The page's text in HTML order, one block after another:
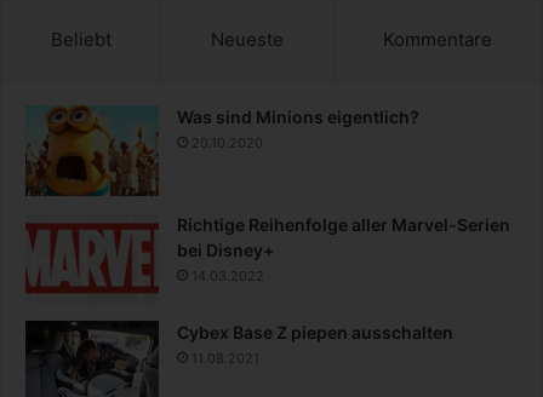
Beliebt Neueste Kommentare
Was sind Minions eigentlich?
20.10.2020
Richtige Reihenfolge aller Marvel-Serien
bei Disney+
14.03.2022
Cybex Base Z piepen ausschalten
11.08.2021